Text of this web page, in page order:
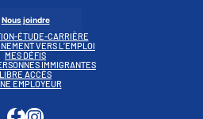
Nous joindre
ÉTUDE-CARRIÈRE
VERS L’EMPLOI
MES DÉFIS
IMMIGRANTES
LIBRE ACCÈS
EMPLOYEUR
Instagram